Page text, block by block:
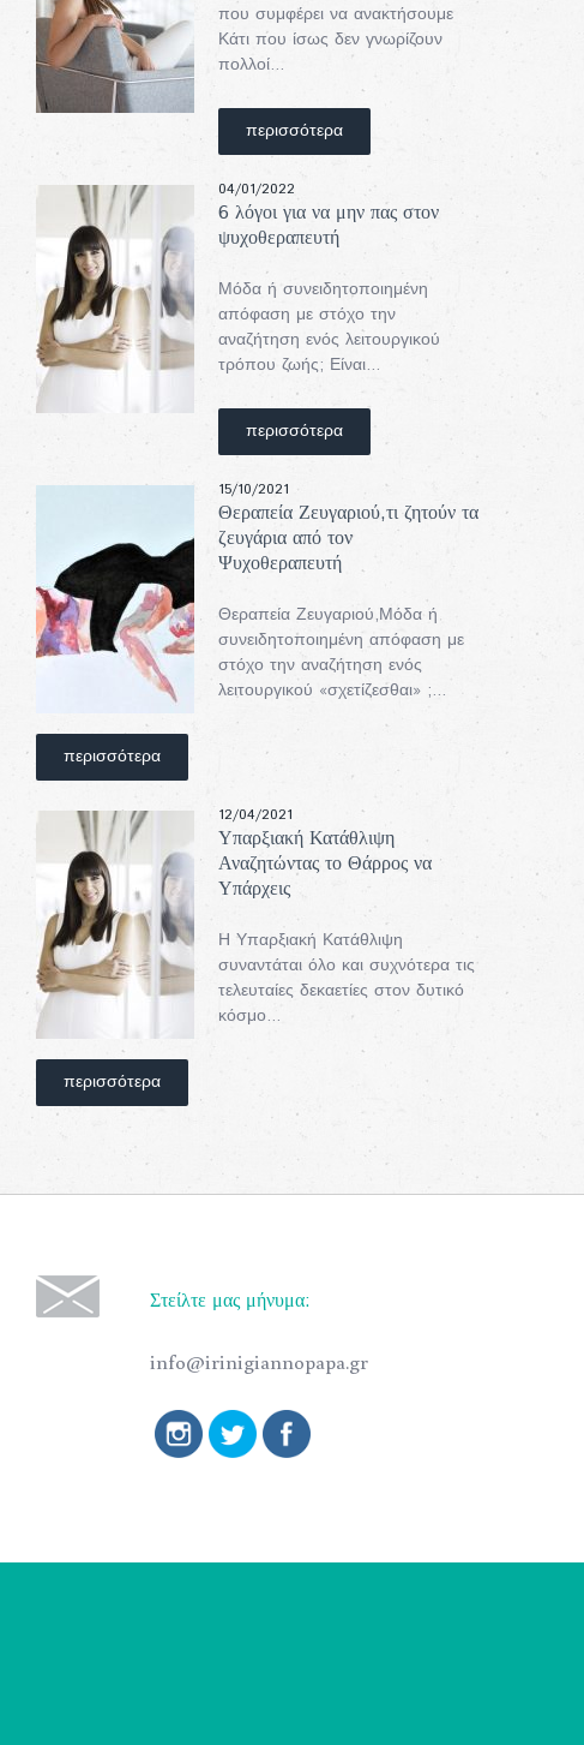
που συμφέρει να ανακτήσουμε
Κάτι που ίσως δεν γνωρίζουν
πολλοί...
περισσότερα
04/01/2022
6 λόγοι για να μην πας στον
ψυχοθεραπευτή
Μόδα ή συνειδητοποιημένη
απόφαση με στόχο την
αναζήτηση ενός λειτουργικού
τρόπου ζωής; Είναι...
περισσότερα
15/10/2021
Θεραπεία Ζευγαριού,τι ζητούν τα
ζευγάρια από τον
Ψυχοθεραπευτή
Θεραπεία Ζευγαριού,Μόδα ή
συνειδητοποιημένη απόφαση με
στόχο την αναζήτηση ενός
λειτουργικού «σχετίζεσθαι» ;...
περισσότερα
12/04/2021
Υπαρξιακή Κατάθλιψη
Αναζητώντας το Θάρρος να
Υπάρχεις
Η Υπαρξιακή Κατάθλιψη
συναντάται όλο και συχνότερα τις
τελευταίες δεκαετίες στον δυτικό
κόσμο...
περισσότερα
Στείλτε μας μήνυμα:
info@irinigiannopapa.gr